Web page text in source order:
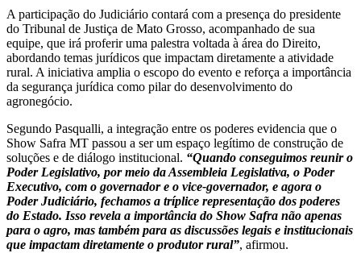
A participação do Judiciário contará com a presença do presidente
do Tribunal de Justiça de Mato Grosso, acompanhado de sua
equipe, que irá proferir uma palestra voltada à área do Direito,
abordando temas jurídicos que impactam diretamente a atividade
rural. A iniciativa amplia o escopo do evento e reforça a importância
da segurança jurídica como pilar do desenvolvimento do
agronegócio.
Segundo Pasqualli, a integração entre os poderes evidencia que o
Show Safra MT passou a ser um espaço legítimo de construção de
soluções e de diálogo institucional. “Quando conseguimos reunir o
Poder Legislativo, por meio da Assembleia Legislativa, o Poder
Executivo, com o governador e o vice-governador, e agora o
Poder Judiciário, fechamos a tríplice representação dos poderes
do Estado. Isso revela a importância do Show Safra não apenas
para o agro, mas também para as discussões legais e institucionais
que impactam diretamente o produtor rural”, afirmou.